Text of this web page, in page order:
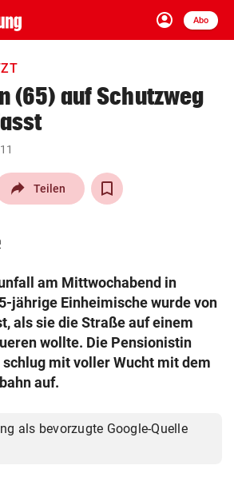
account_circle
Anmelden
Abo
close Schließen
arrow_right
& Co KG 2026
(65) auf Schutzweg
Teilen
am Mittwochabend in
jährige Einheimische wurde von
als sie die Straße auf einem
wollte. Die Pensionistin
schlug mit voller Wucht mit dem
auf.
als bevorzugte Google-Quelle